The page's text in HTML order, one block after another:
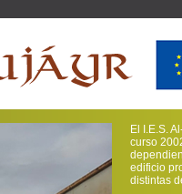
El I.E.S.
curso
edificio
distintas